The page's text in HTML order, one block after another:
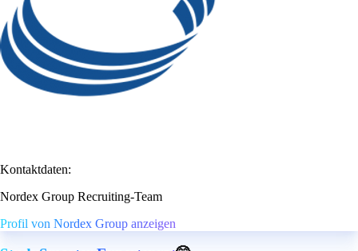
Kontaktdaten:
Nordex Group Recruiting-Team
Profil von Nordex Group anzeigen